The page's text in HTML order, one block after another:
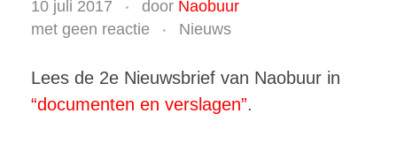
10 juli 2017 door Naobuur
met geen reactie Nieuws
Lees de 2e Nieuwsbrief van Naobuur in
“documenten en verslagen”.